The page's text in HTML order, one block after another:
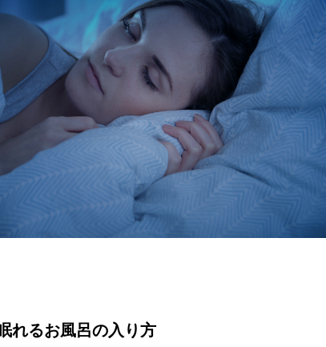
れるお風呂の入り方